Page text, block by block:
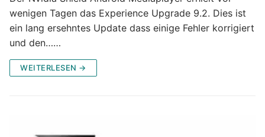
wenigen Tagen das Experience Upgrade 9.2. Dies ist
ein lang ersehntes Update dass einige Fehler korrigiert
und den……
WEITERLESEN →